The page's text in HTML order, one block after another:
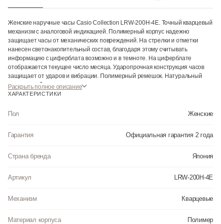
Женские наручные часы Casio Collection LRW-200H-4E. Точный кварцевый
механизм с аналоговой индикацией. Полимерный корпус надежно
защищает часы от механических повреждений. На стрелки и отметки
нанесен светонакопительный состав, благодаря этому считывать
информацию с циферблата возможно и в темноте. На циферблате
отображается текущее число месяца. Ударопрочная конструкция часов
защищает от ударов и вибрации. Полимерный ремешок. Натуральный
полимерный материал является идеальным для изготовления ремешка
благодаря своей чрезвычайной прочности и гибкости. Органическое
Черный. Цвет циферблата: Белый. Ширина (с заводной головкой): 34мм.
Раскрыть полное описание
ХАРАКТЕРИСТИКИ
Пол Женские
Гарантия Официальная гарантия 2 года
Страна бренда Япония
Артикул LRW-200H-4E
Механизм Кварцевые
Материал корпуса Полимер